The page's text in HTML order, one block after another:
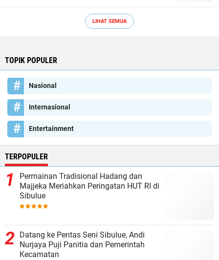
LIHAT SEMUA
TOPIK POPULER
Nasional
Internasional
Entertainment
TERPOPULER
Permainan Tradisional Hadang dan
Majjeka Meriahkan Peringatan HUT RI di
Sibulue
Datang ke Pentas Seni Sibulue, Andi
Nurjaya Puji Panitia dan Pemerintah
Kecamatan